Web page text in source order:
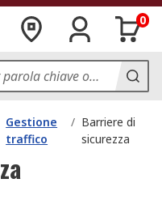
0
Gestione
traffico
/ Barriere di
sicurezza